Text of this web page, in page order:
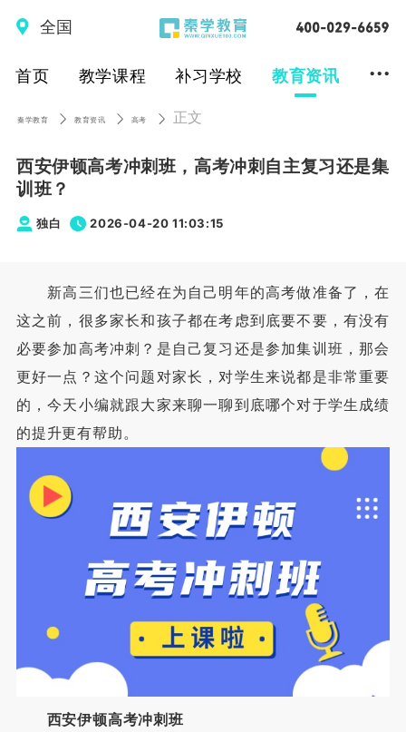
全国
首页 教学课程 补习学校 教育资讯 ...
秦学教育 教育资讯 高考 正文
西安伊顿高考冲刺班，高考冲刺自主复习还是集
训班？
独白 2026-04-20 11:03:15
新高三们也已经在为自己明年的高考做准备了，在
这之前，很多家长和孩子都在考虑到底要不要，有没有
必要参加高考冲刺？是自己复习还是参加集训班，那会
更好一点？这个问题对家长，对学生来说都是非常重要
的，今天小编就跟大家来聊一聊到底哪个对于学生成绩
的提升更有帮助。
西安伊顿高考冲刺班